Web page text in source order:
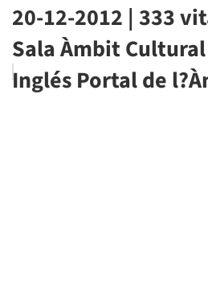
20-12-2012 | 333
Sala Àmbit
Inglés Portal de